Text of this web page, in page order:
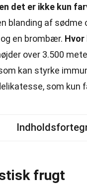
det er ikke kun
blanding af sødme
en brombær. Hvor
over 3.500
kan styrke
som kun
frugt